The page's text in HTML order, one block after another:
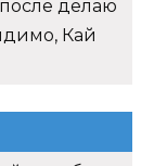
делаю
Кай